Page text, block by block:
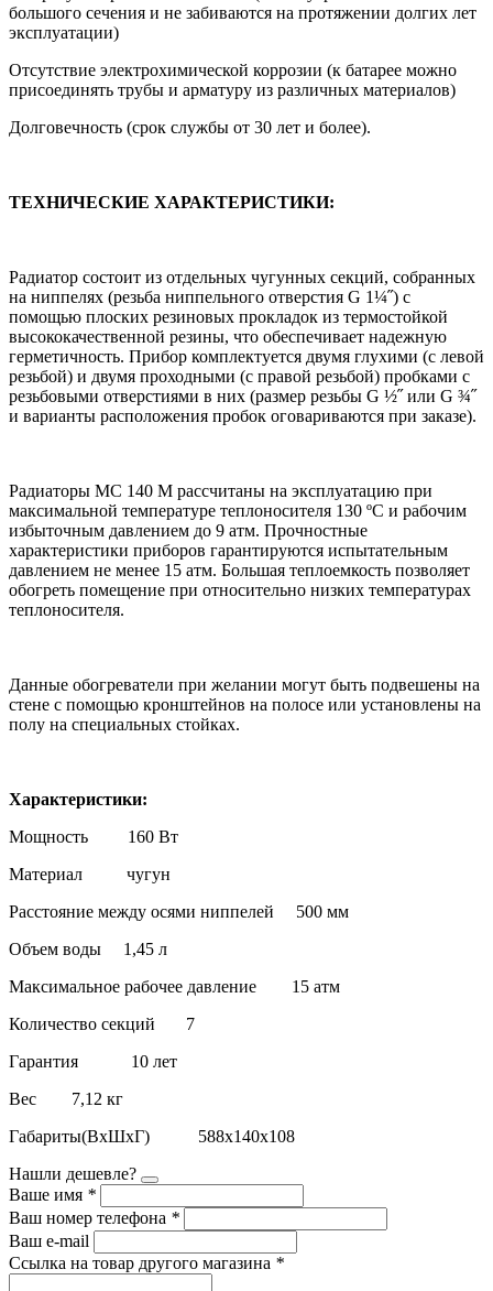
большого сечения и не забиваются на протяжении долгих лет
эксплуатации)
Отсутствие электрохимической коррозии (к батарее можно
присоединять трубы и арматуру из различных материалов)
Долговечность (срок службы от 30 лет и более).
ТЕХНИЧЕСКИЕ ХАРАКТЕРИСТИКИ:
Радиатор состоит из отдельных чугунных секций, собранных
на ниппелях (резьба ниппельного отверстия G 1¼˝) с
помощью плоских резиновых прокладок из термостойкой
высококачественной резины, что обеспечивает надежную
герметичность. Прибор комплектуется двумя глухими (с левой
резьбой) и двумя проходными (с правой резьбой) пробками с
резьбовыми отверстиями в них (размер резьбы G ½˝ или G ¾˝
и варианты расположения пробок оговариваются при заказе).
Радиаторы МС 140 М рассчитаны на эксплуатацию при
максимальной температуре теплоносителя 130 ºС и рабочим
избыточным давлением до 9 атм. Прочностные
характеристики приборов гарантируются испытательным
давлением не менее 15 атм. Большая теплоемкость позволяет
обогреть помещение при относительно низких температурах
теплоносителя.
Данные обогреватели при желании могут быть подвешены на
стене с помощью кронштейнов на полосе или установлены на
полу на специальных стойках.
Характеристики:
Мощность 160 Вт
Материал чугун
Расстояние между осями ниппелей 500 мм
Объем воды 1,45 л
Максимальное рабочее давление 15 атм
Количество секций 7
Гарантия 10 лет
Вес 7,12 кг
Габариты(ВхШхГ) 588х140х108
Нашли дешевле?
Ваше имя *
Ваш номер телефона *
Ваш e-mail
Ссылка на товар другого магазина *